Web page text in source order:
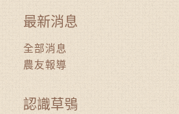
最新消息
全部消息
農友報導
認識草鴞